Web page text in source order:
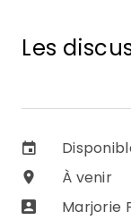
Les
À venir
Marjorie